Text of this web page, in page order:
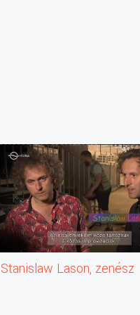
Stanislaw Lason, zenész